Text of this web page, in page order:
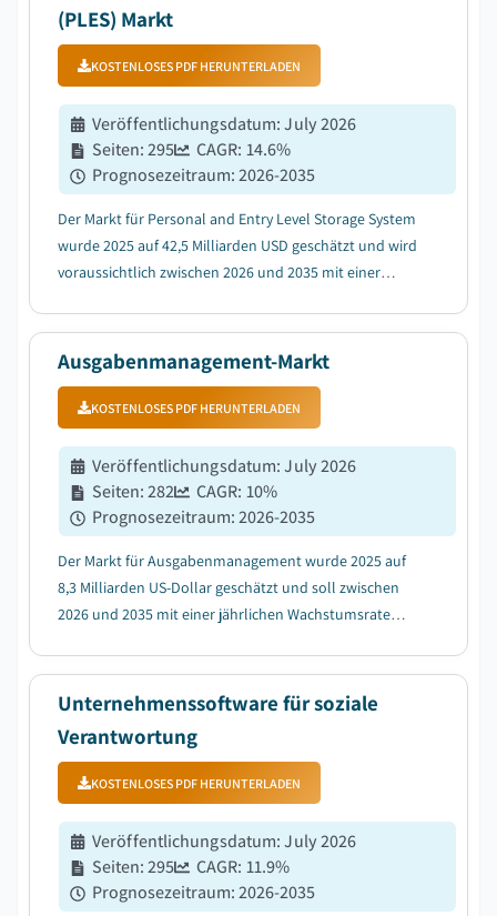
(PLES) Markt
KOSTENLOSES PDF HERUNTERLADEN
Veröffentlichungsdatum:July 2026
Seiten:295 CAGR: 14.6%
Prognosezeitraum:2026-2035
Der Markt für Personal and Entry Level Storage System
wurde 2025 auf 42,5 Milliarden USD geschätzt und wird
voraussichtlich zwischen 2026 und 2035 mit einer
der digitalen Inhaltserstellung....
Ausgabenmanagement-Markt
KOSTENLOSES PDF HERUNTERLADEN
Veröffentlichungsdatum:July 2026
Seiten:282 CAGR: 10%
Prognosezeitraum:2026-2035
Der Markt für Ausgabenmanagement wurde 2025 auf
8,3 Milliarden US-Dollar geschätzt und soll zwischen
2026 und 2035 mit einer jährlichen Wachstumsrate
zurückzuführen ist....
Unternehmenssoftware für soziale
Verantwortung
KOSTENLOSES PDF HERUNTERLADEN
Veröffentlichungsdatum:July 2026
Seiten:295 CAGR: 11.9%
Prognosezeitraum:2026-2035